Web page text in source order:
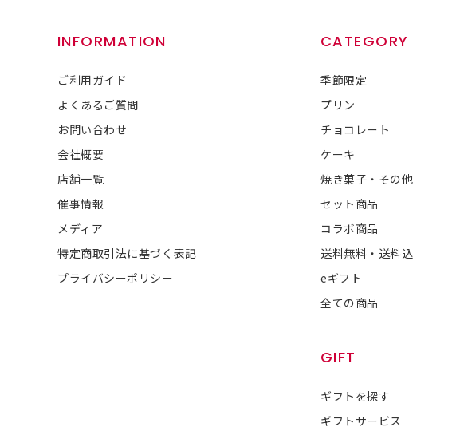
INFORMATION
ご利用ガイド
よくあるご質問
お問い合わせ
会社概要
店舗一覧
催事情報
メディア
特定商取引法に基づく表記
プライバシーポリシー
CATEGORY
季節限定
プリン
チョコレート
ケーキ
焼き菓子・その他
セット商品
コラボ商品
送料無料・送料込
eギフト
全ての商品
GIFT
ギフトを探す
ギフトサービス